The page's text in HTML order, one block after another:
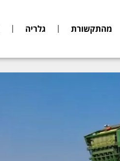
מהתקשורת גלריה